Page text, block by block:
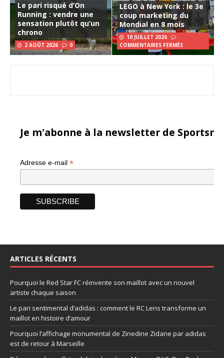
Le pari risqué d’On
Running : vendre une
sensation plutôt qu’un
chrono
2 AOÛT 2026 0
LEGO à New York : le 3e
coup marketing du
Mondial en 8 mois
10 JUILLET 2026
COMMENTAIRES FERMÉS
Je m'abonne à la newsletter de
Adresse e-mail *
ARTICLES RÉCENTS
Pourquoi le Red Star FC réinvente son maillot avec un nouvel
artiste chaque saison
Le pari sentimental d’adidas : comment le RC Lens transforme un
maillot en histoire d’amour
Pourquoi l’affichage monumental de Zinedine Zidane par adidas
est de retour à Marseille